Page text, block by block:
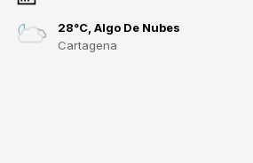
28°C, Algo De Nubes
Cartagena